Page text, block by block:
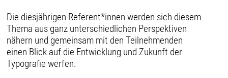
Die diesjährigen Referent*innen werden sich diesem
Thema aus ganz unterschiedlichen Perspektiven
nähern und gemeinsam mit den Teilnehmenden
einen Blick auf die Entwicklung und Zukunft der
Typografie werfen.